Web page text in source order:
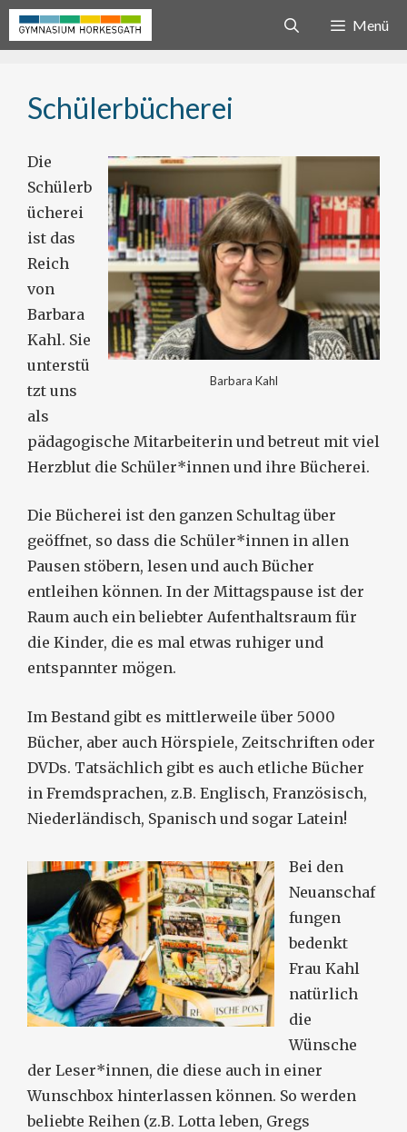
Zum
Inhalt
Menü
Schülerbücherei
Barbara Kahl
Die
Schülerb
ücherei
ist das
Reich
von
Barbara
Kahl. Sie
unterstü
tzt uns
als
pädagogische Mitarbeiterin und betreut mit viel
Herzblut die Schüler*innen und ihre Bücherei.
Die Bücherei ist den ganzen Schultag über
geöffnet, so dass die Schüler*innen in allen
Pausen stöbern, lesen und auch Bücher
entleihen können. In der Mittagspause ist der
Raum auch ein beliebter Aufenthaltsraum für
die Kinder, die es mal etwas ruhiger und
entspannter mögen.
Im Bestand gibt es mittlerweile über 5000
Bücher, aber auch Hörspiele, Zeitschriften oder
DVDs. Tatsächlich gibt es auch etliche Bücher
in Fremdsprachen, z.B. Englisch, Französisch,
Niederländisch, Spanisch und sogar Latein!
Bei den
Neuanschaf
fungen
bedenkt
Frau Kahl
natürlich
die
Wünsche
der Leser*innen, die diese auch in einer
Wunschbox hinterlassen können. So werden
beliebte Reihen (z.B. Lotta leben, Gregs